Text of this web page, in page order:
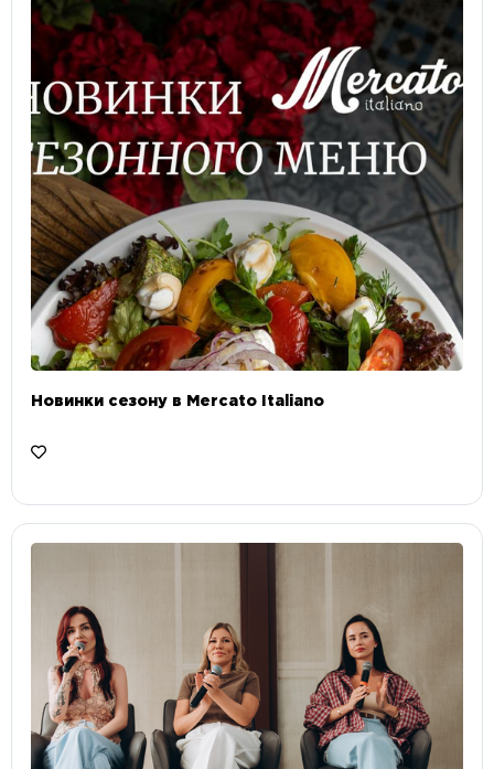
Новинки сезону в Mercato Italiano